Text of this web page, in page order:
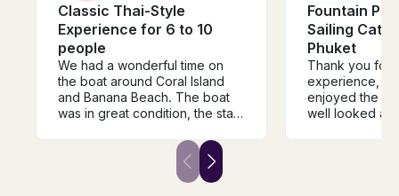
Classic Thai-Style
Experience for 6 to 10
people
We had a wonderful time on
the boat around Coral Island
and Banana Beach. The boat
was in great condition, the staff
and the fresh fruit and drinks
on the boat were just perfect
after a few hours on the water.
Fountain
Sailing Cat
Phuket
Thank you for
experience,
enjoyed the
well looked